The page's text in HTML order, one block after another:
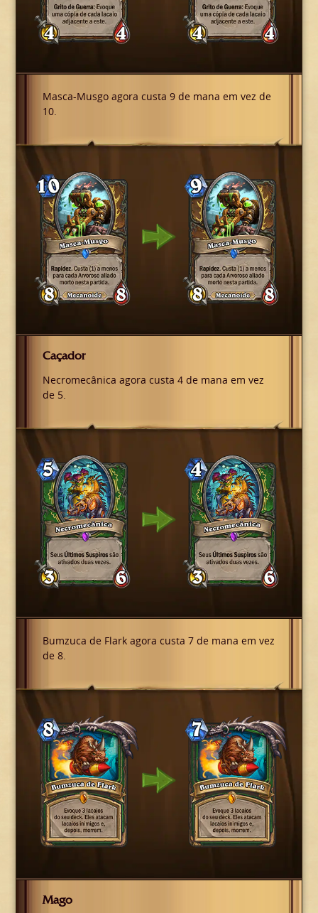
Masca-Musgo agora custa 9 de mana em vez de
10.
Caçador
Necromecânica agora custa 4 de mana em vez
de 5.
Bumzuca de Flark agora custa 7 de mana em vez
de 8.
Mago